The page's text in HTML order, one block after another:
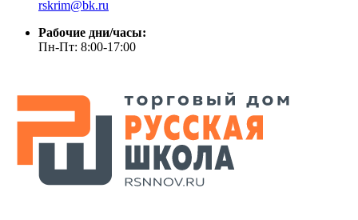
rskrim@bk.ru
Рабочие дни/часы:
Пн-Пт: 8:00-17:00